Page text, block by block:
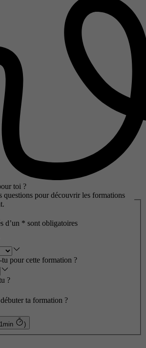
toi ?
questions pour découvrir les formations
d’un * sont obligatoires
pour cette formation ?
?
ta formation ?
)